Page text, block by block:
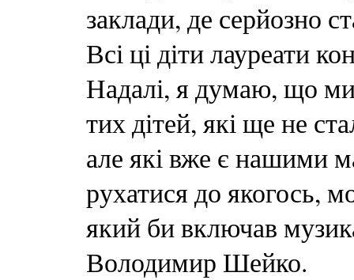
заклади, де серйозно
Всі ці діти лауреати
Надалі, я думаю, що
тих дітей, які ще не
але які вже є нашими
рухатися до якогось,
який би включав
Володимир Шейко.